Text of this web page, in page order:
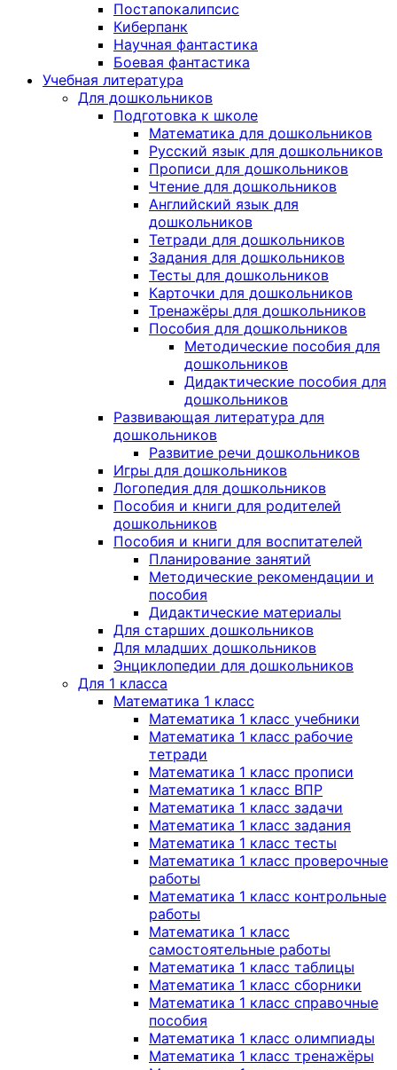
Постапокалипсис
Киберпанк
Научная фантастика
Боевая фантастика
Учебная литература
Для дошкольников
Подготовка к школе
Математика для дошкольников
Русский язык для дошкольников
Прописи для дошкольников
Чтение для дошкольников
Английский язык для
дошкольников
Тетради для дошкольников
Задания для дошкольников
Тесты для дошкольников
Карточки для дошкольников
Тренажёры для дошкольников
Пособия для дошкольников
Методические пособия для
дошкольников
Дидактические пособия для
дошкольников
Развивающая литература для
дошкольников
Развитие речи дошкольников
Игры для дошкольников
Логопедия для дошкольников
Пособия и книги для родителей
дошкольников
Пособия и книги для воспитателей
Планирование занятий
Методические рекомендации и
пособия
Дидактические материалы
Для старших дошкольников
Для младших дошкольников
Энциклопедии для дошкольников
Для 1 класса
Математика 1 класс
Математика 1 класс учебники
Математика 1 класс рабочие
тетради
Математика 1 класс прописи
Математика 1 класс ВПР
Математика 1 класс задачи
Математика 1 класс задания
Математика 1 класс тесты
Математика 1 класс проверочные
работы
Математика 1 класс контрольные
работы
Математика 1 класс
самостоятельные работы
Математика 1 класс таблицы
Математика 1 класс сборники
Математика 1 класс справочные
пособия
Математика 1 класс олимпиады
Математика 1 класс тренажёры